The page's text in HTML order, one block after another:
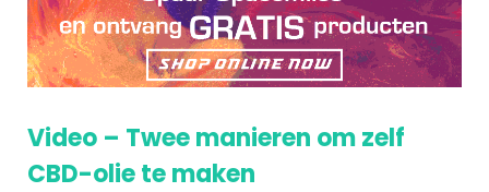
Video – Twee manieren om zelf
CBD-olie te maken